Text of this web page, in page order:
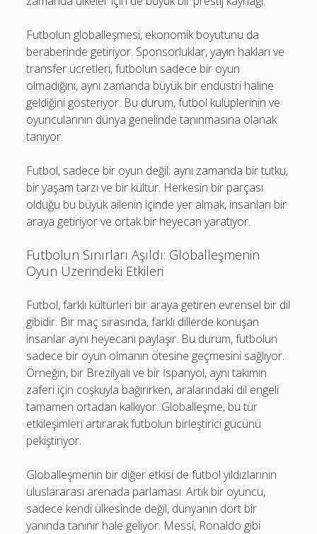
Futbolun globalleşmesi, ekonomik boyutunu da
beraberinde getiriyor. Sponsorluklar, yayın hakları ve
transfer ücretleri, futbolun sadece bir oyun
olmadığını, aynı zamanda büyük bir endüstri haline
geldiğini gösteriyor. Bu durum, futbol kulüplerinin ve
oyuncularının dünya genelinde tanınmasına olanak
tanıyor.
Futbol, sadece bir oyun değil; aynı zamanda bir tutku,
bir yaşam tarzı ve bir kültür. Herkesin bir parçası
olduğu bu büyük ailenin içinde yer almak, insanları bir
araya getiriyor ve ortak bir heyecan yaratıyor.
Futbolun Sınırları Aşıldı: Globalleşmenin
Oyun Üzerindeki Etkileri
Futbol, farklı kültürleri bir araya getiren evrensel bir dil
gibidir. Bir maç sırasında, farklı dillerde konuşan
insanlar aynı heyecanı paylaşır. Bu durum, futbolun
sadece bir oyun olmanın ötesine geçmesini sağlıyor.
Örneğin, bir Brezilyalı ve bir İspanyol, aynı takımın
zaferi için coşkuyla bağırırken, aralarındaki dil engeli
tamamen ortadan kalkıyor. Globalleşme, bu tür
etkileşimleri artırarak futbolun birleştirici gücünü
pekiştiriyor.
Globalleşmenin bir diğer etkisi de futbol yıldızlarının
uluslararası arenada parlaması. Artık bir oyuncu,
sadece kendi ülkesinde değil, dünyanın dört bir
yanında tanınır hale geliyor. Messi, Ronaldo gibi